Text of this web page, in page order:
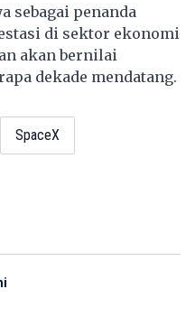
sebagai penanda
di sektor ekonomi
akan bernilai
dekade mendatang.
SpaceX